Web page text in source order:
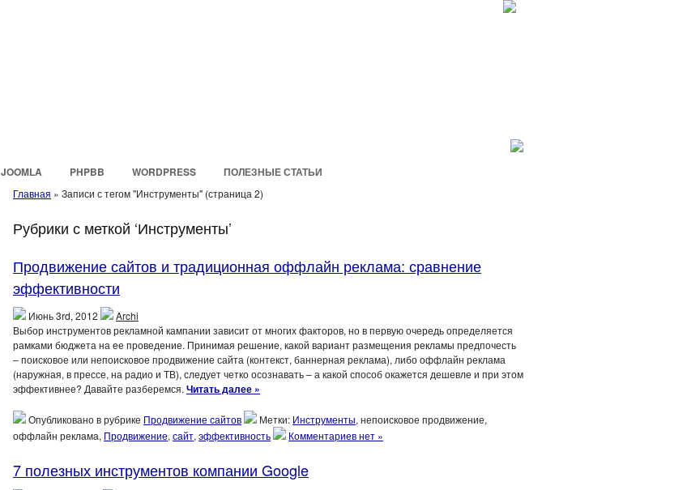
JOOMLA PHPBB WORDPRESS ПОЛЕЗНЫЕ СТАТЬИ
Главная » Записи с тегом "Инструменты" (страница 2)
Рубрики с меткой ‘Инструменты’
Продвижение сайтов и традиционная оффлайн реклама: сравнение
эффективности
Июнь 3rd, 2012
Archi
Выбор инструментов рекламной кампании зависит от многих факторов, но в первую очередь определяется
рамками бюджета на ее проведение. Принимая решение, какой вариант размещения рекламы предпочесть
– поисковое или непоисковое продвижение сайта (контекст, баннерная реклама), либо оффлайн реклама
(наружная, в прессе, на радио и ТВ), следует четко осознавать – а какой способ окажется дешевле и при этом
эффективнее? Давайте разберемся. Читать далее »
Опубликовано в рубрике Продвижение сайтов Метки: Инструменты, непоисковое продвижение,
оффлайн реклама, Продвижение, сайт, эффективность Комментариев нет »
7 полезных инструментов компании Google